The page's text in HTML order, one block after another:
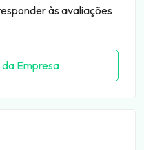
às avaliações
Empresa